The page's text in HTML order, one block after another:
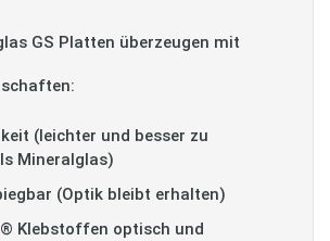
GS Platten überzeugen mit
(leichter und besser zu
Mineralglas)
(Optik bleibt erhalten)
Klebstoffen optisch und